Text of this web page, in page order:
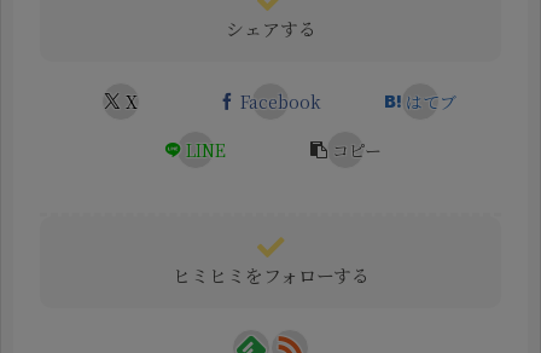
シェアする
X Facebook
はてブ
LINE
コピー
ヒミヒミをフォローする